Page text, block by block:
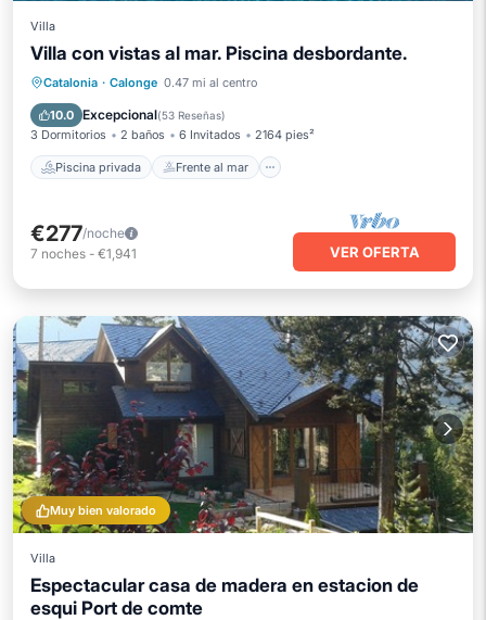
Villa
Villa con vistas al mar. Piscina desbordante.
Catalonia · Calonge 0.47 mi al centro
10.0 Excepcional(53 Reseñas)
3 Dormitorios 2 baños 6 Invitados 2164 pies²
Piscina privada Frente al mar
Piscina privada
Frente al mar
Aparcamiento
€277/noche
7 noches - €1,941 VER OFERTA
Muy bien valorado
Villa
Espectacular casa de madera en estacion de
esqui Port de comte